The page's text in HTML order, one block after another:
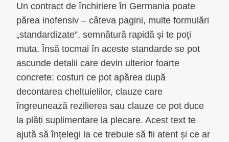
Un contract de închiriere în Germania poate
părea inofensiv – câteva pagini, multe formulări
„standardizate”, semnătură rapidă și te poți
muta. Însă tocmai în aceste standarde se pot
ascunde detalii care devin ulterior foarte
concrete: costuri ce pot apărea după
decontarea cheltuielilor, clauze care
îngreunează rezilierea sau clauze ce pot duce
la plăți suplimentare la plecare. Acest text te
ajută să înțelegi la ce trebuie să fii atent și ce ar